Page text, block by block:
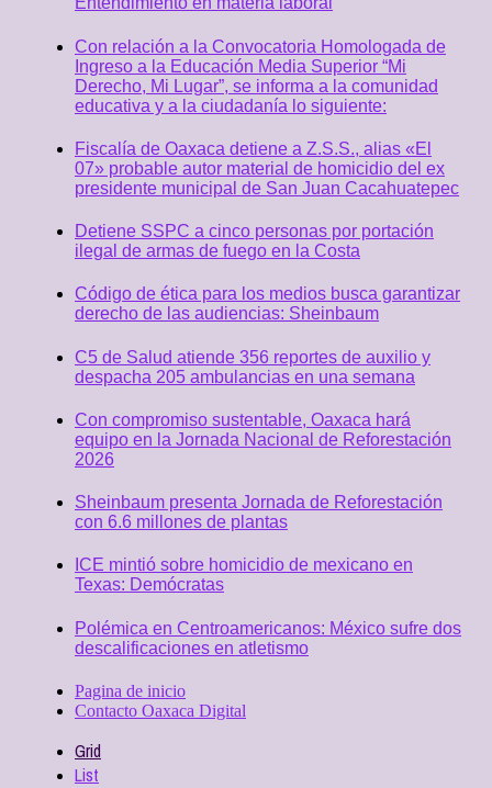
Con relación a la Convocatoria Homologada de
Ingreso a la Educación Media Superior “Mi
Derecho, Mi Lugar”, se informa a la comunidad
educativa y a la ciudadanía lo siguiente:
Fiscalía de Oaxaca detiene a Z.S.S., alias «El
07» probable autor material de homicidio del ex
presidente municipal de San Juan Cacahuatepec
Detiene SSPC a cinco personas por portación
ilegal de armas de fuego en la Costa
Código de ética para los medios busca garantizar
derecho de las audiencias: Sheinbaum
C5 de Salud atiende 356 reportes de auxilio y
despacha 205 ambulancias en una semana
Con compromiso sustentable, Oaxaca hará
equipo en la Jornada Nacional de Reforestación
2026
Sheinbaum presenta Jornada de Reforestación
con 6.6 millones de plantas
ICE mintió sobre homicidio de mexicano en
Texas: Demócratas
Polémica en Centroamericanos: México sufre dos
descalificaciones en atletismo
Pagina de inicio
Contacto Oaxaca Digital
Grid
List